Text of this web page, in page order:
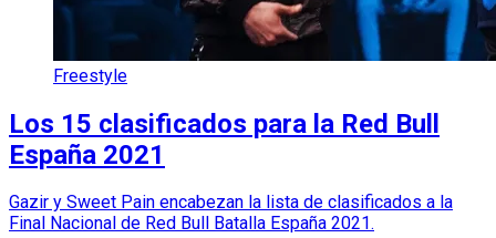
Freestyle
Los 15 clasificados para la Red Bull
España 2021
Gazir y Sweet Pain encabezan la lista de clasificados a la
Final Nacional de Red Bull Batalla España 2021.